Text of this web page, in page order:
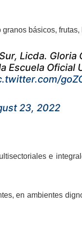
básicos, frutas,
Licda. Gloria
Escuela Oficial
23, 2022
e
en ambientes